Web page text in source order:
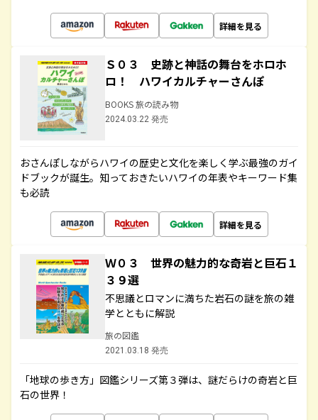
詳細を見る
Ｓ０３ 史跡と神話の舞台をホロホ
ロ！ ハワイカルチャーさんぽ
BOOKS 旅の読み物
2024.03.22 発売
おさんぽしながらハワイの歴史と文化を楽しく学ぶ最強のガイ
ドブックが誕生。知っておきたいハワイの年表やキーワード集
も必読
詳細を見る
Ｗ０３ 世界の魅力的な奇岩と巨石１
３９選
不思議とロマンに満ちた岩石の謎を旅の雑
学とともに解説
旅の図鑑
2021.03.18 発売
「地球の歩き方」図鑑シリーズ第３弾は、謎だらけの奇岩と巨
石の世界！